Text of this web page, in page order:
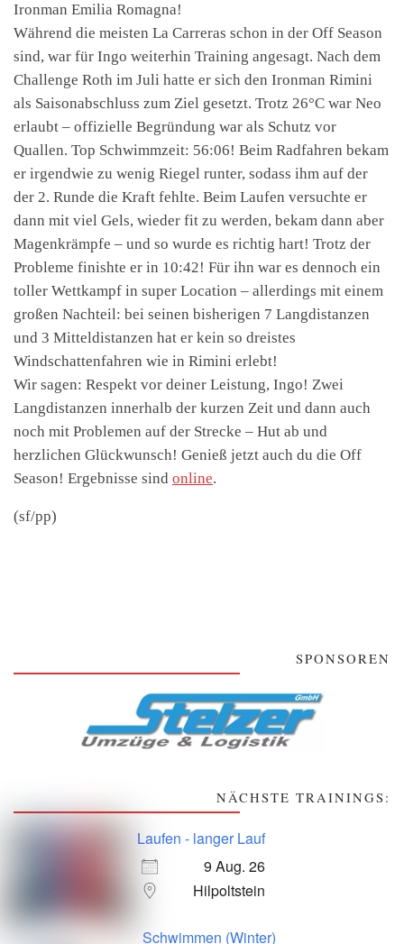
Ironman Emilia Romagna!
Während die meisten La Carreras schon in der Off Season
sind, war für Ingo weiterhin Training angesagt. Nach dem
Challenge Roth im Juli hatte er sich den Ironman Rimini
als Saisonabschluss zum Ziel gesetzt. Trotz 26°C war Neo
erlaubt – offizielle Begründung war als Schutz vor
Quallen. Top Schwimmzeit: 56:06! Beim Radfahren bekam
er irgendwie zu wenig Riegel runter, sodass ihm auf der
der 2. Runde die Kraft fehlte. Beim Laufen versuchte er
dann mit viel Gels, wieder fit zu werden, bekam dann aber
Magenkrämpfe – und so wurde es richtig hart! Trotz der
Probleme finishte er in 10:42! Für ihn war es dennoch ein
toller Wettkampf in super Location – allerdings mit einem
großen Nachteil: bei seinen bisherigen 7 Langdistanzen
und 3 Mitteldistanzen hat er kein so dreistes
Windschattenfahren wie in Rimini erlebt!
Wir sagen: Respekt vor deiner Leistung, Ingo! Zwei
Langdistanzen innerhalb der kurzen Zeit und dann auch
noch mit Problemen auf der Strecke – Hut ab und
herzlichen Glückwunsch! Genieß jetzt auch du die Off
Season! Ergebnisse sind online.
(sf/pp)
SPONSOREN
NÄCHSTE TRAININGS:
Laufen - langer Lauf
9 Aug. 26
Hilpoltstein
Schwimmen (Winter)